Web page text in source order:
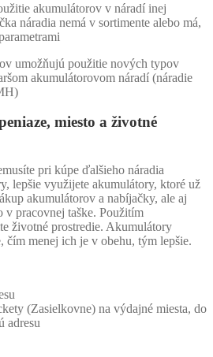
akumulátorov v náradí inej
náradia nemá v sortimente alebo má,
umožňujú použitie nových typov
akumulátorovom náradí (náradie
miesto a životné
pri kúpe ďalšieho náradia
lepšie využijete akumulátory, ktoré už
akumulátorov a nabíjačky, ale aj
v pracovnej taške. Použitím
životné prostredie. Akumulátory
čím menej ich je v obehu, tým lepšie.
(Zasielkovne) na výdajné miesta, do
adresu